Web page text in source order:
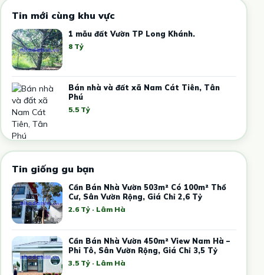
Tin mới cùng khu vực
1 mẫu đất Vườn TP Long Khánh.
8 Tỷ
Bán nhà và đất xã Nam Cát Tiên, Tân
Phú
5.5 Tỷ
Tin giống gu bạn
Cần Bán Nhà Vườn 503m² Có 100m² Thổ
Cư, Sân Vườn Rộng, Giá Chỉ 2,6 Tỷ
2.6 Tỷ · Lâm Hà
Cần Bán Nhà Vườn 450m² View Nam Hà –
Phi Tô, Sân Vườn Rộng, Giá Chỉ 3,5 Tỷ
3.5 Tỷ · Lâm Hà